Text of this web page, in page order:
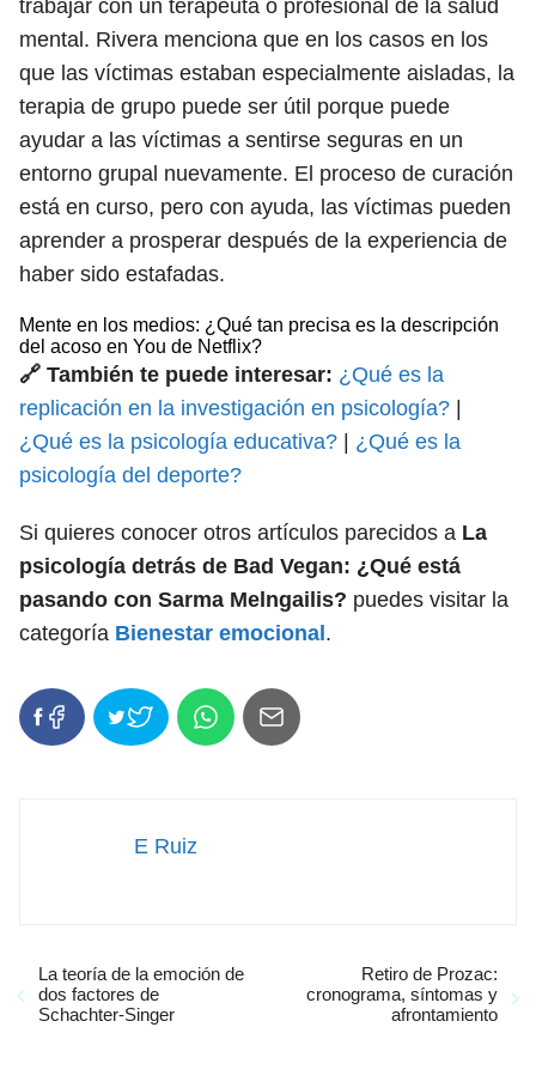
trabajar con un terapeuta o profesional de la salud
mental. Rivera menciona que en los casos en los
que las víctimas estaban especialmente aisladas, la
terapia de grupo puede ser útil porque puede
ayudar a las víctimas a sentirse seguras en un
entorno grupal nuevamente. El proceso de curación
está en curso, pero con ayuda, las víctimas pueden
aprender a prosperar después de la experiencia de
haber sido estafadas.
Mente en los medios: ¿Qué tan precisa es la descripción
del acoso en You de Netflix?
🔗 También te puede interesar: ¿Qué es la
replicación en la investigación en psicología?
¿Qué es la psicología educativa?
¿Qué es la
psicología del deporte?
Si quieres conocer otros artículos parecidos a La
psicología detrás de Bad Vegan: ¿Qué está
pasando con Sarma Melngailis? puedes visitar la
categoría Bienestar emocional .
E Ruiz
La teoría de la emoción de
dos factores de
Schachter-Singer
Retiro de Prozac:
cronograma, síntomas y
afrontamiento